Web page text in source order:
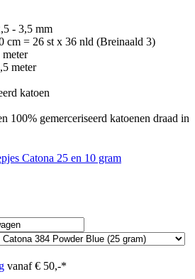
- 3,5 mm
cm = 26 st x 36 nld (Breinaald 3)
meter
katoen
100% gemerceriseerd katoenen draad in
Catona 25 en 10 gram
vanaf € 50,-*